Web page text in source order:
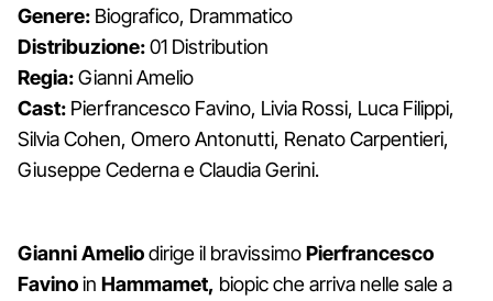
Genere: Biografico, Drammatico
Distribuzione:01 Distribution
Regia:Gianni Amelio
Cast: Pierfrancesco Favino, Livia Rossi, Luca Filippi,
Silvia Cohen, Omero Antonutti, Renato Carpentieri,
Giuseppe Cederna e Claudia Gerini.
Gianni Ameliodirige il bravissimoPierfrancesco
Favinoin Hammamet, biopic che arriva nelle sale a